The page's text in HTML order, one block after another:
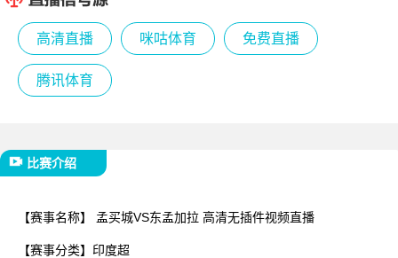
高清直播 咪咕体育 免费直播
腾讯体育
比赛介绍
【赛事名称】 孟买城VS东孟加拉 高清无插件视频直播
【赛事分类】 印度超